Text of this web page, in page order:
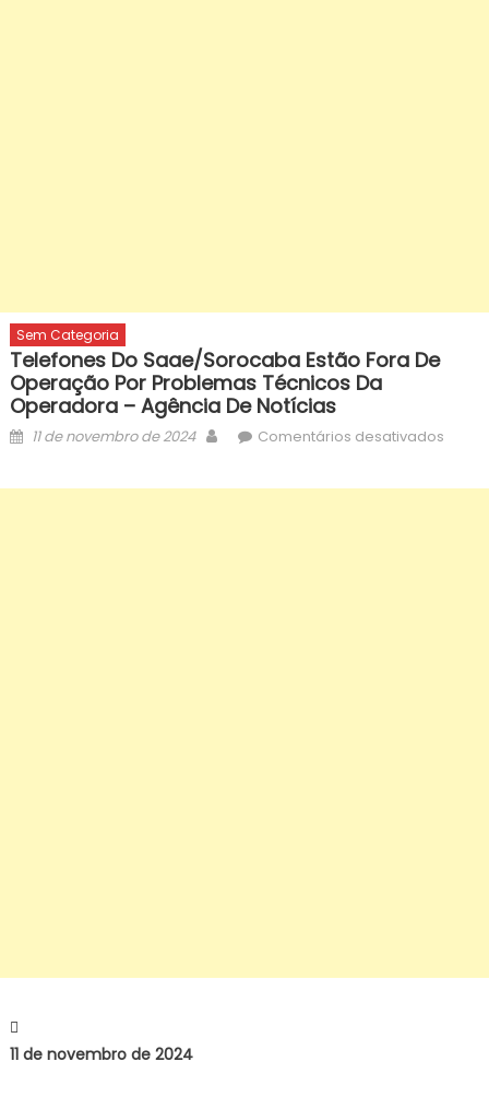
Sem Categoria
Telefones Do Saae/Sorocaba Estão Fora De
Operação Por Problemas Técnicos Da
Operadora – Agência De Notícias
Posted
11 de novembro de 2024 AuthorComentários desativadosem
do
11 de novembro de 2024